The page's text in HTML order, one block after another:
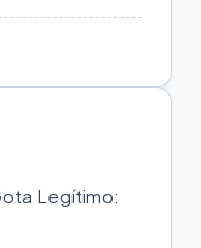
Legítimo: